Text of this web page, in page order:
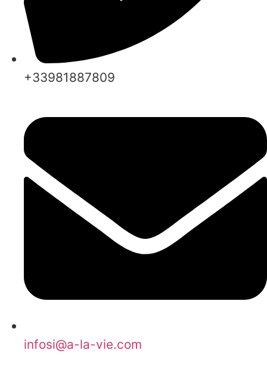
+33981887809
moc.eiv-al-a
@isofni